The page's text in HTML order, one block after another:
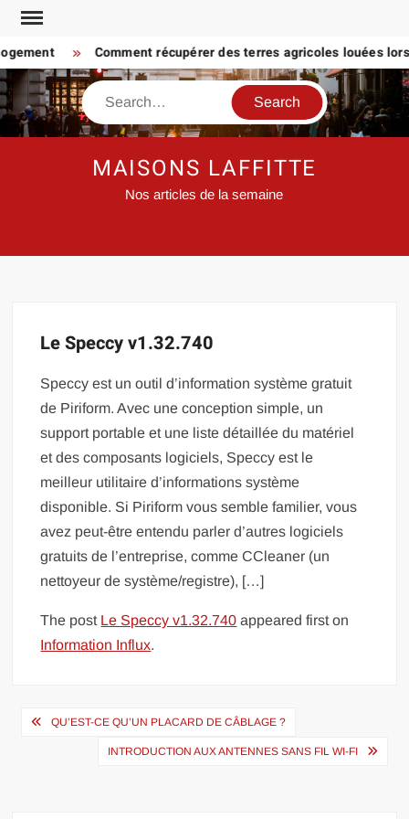
Skip
content
Comment récupérer des terres agricoles louées
Search
MAISONS LAFFITTE
Nos articles de la semaine
Le Speccy v1.32.740
Speccy est un outil d’information système gratuit
de Piriform. Avec une conception simple, un
support portable et une liste détaillée du matériel
et des composants logiciels, Speccy est le
meilleur utilitaire d’informations système
disponible. Si Piriform vous semble familier, vous
avez peut-être entendu parler d’autres logiciels
gratuits de l’entreprise, comme CCleaner (un
nettoyeur de système/registre), […]
The post Le Speccy v1.32.740 appeared first on
Information Influx.
Navigation
QU’EST-CE QU’UN PLACARD DE CÂBLAGE ?
INTRODUCTION AUX ANTENNES SANS FIL WI-FI